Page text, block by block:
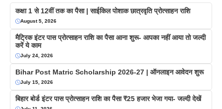
कक्षा 1 से 12वीं तक का पैसा | साईकिल पोशाक छात्रवृति प्रोत्साहन राशि
August 5, 2026
मैट्रिक इंटर पास प्रोत्साहन राशि का पैसा आना शुरू- आपका नहीं आया तो जल्दी
करें ये काम
July 24, 2026
Bihar Post Matric Scholarship 2026-27 | ऑनलाइन आवेदन शुरू
July 15, 2026
बिहार बोर्ड इंटर पास प्रोत्साहन राशि का पैसा ₹25 हजार भेजा गया- जल्दी देखें